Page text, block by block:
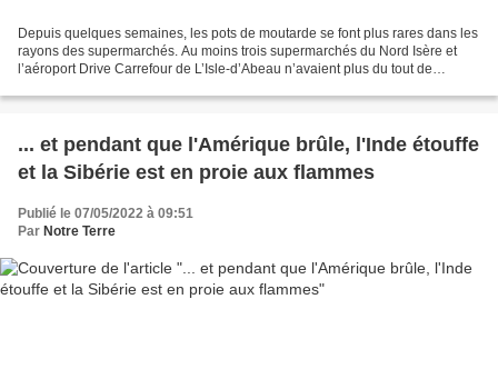
Depuis quelques semaines, les pots de moutarde se font plus rares dans les
rayons des supermarchés. Au moins trois supermarchés du Nord Isère et
l’aéroport Drive Carrefour de L’Isle-d’Abeau n’avaient plus du tout de
... et pendant que l'Amérique brûle, l'Inde étouffe
et la Sibérie est en proie aux flammes
Publié le 07/05/2022 à 09:51
Par Notre Terre